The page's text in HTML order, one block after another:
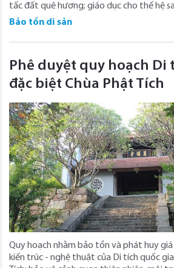
tấc đất quê hương; giáo dục cho thế hệ
Bảo tồn di sản
Phê duyệt quy hoạch Di
đặc biệt Chùa Phật Tích
Quy hoạch nhằm bảo tồn và phát huy giá
kiến trúc - nghệ thuật của Di tích quốc